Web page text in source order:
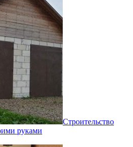
Строительство
руками